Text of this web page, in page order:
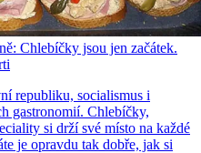
Chlebíčky jsou jen začátek.
republiku, socialismus i
gastronomií. Chlebíčky,
si drží své místo na každé
je opravdu tak dobře, jak si